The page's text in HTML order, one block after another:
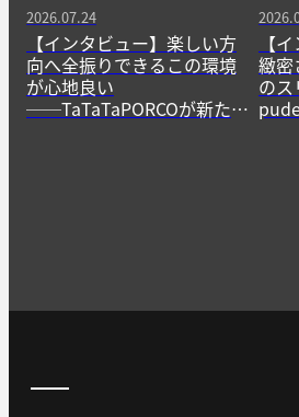
2026.07.24
【インタビュー】楽しい方
向へ全振りできるこの環境
が心地良い
──TaTaTaPORCOが新たに
【
緻密
のス